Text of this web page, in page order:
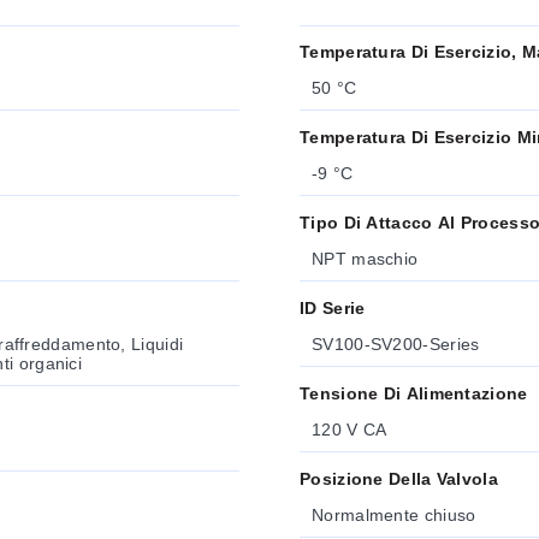
Liquidi
organici
Temperatura Di Esercizio,
50 °C
Temperatura Di Esercizio
-9 °C
Tipo Di Attacco Al Processo
NPT maschio
ID Serie
SV100-SV200-Series
Tensione Di Alimentazione
120 V CA
Posizione Della Valvola
Normalmente chiuso